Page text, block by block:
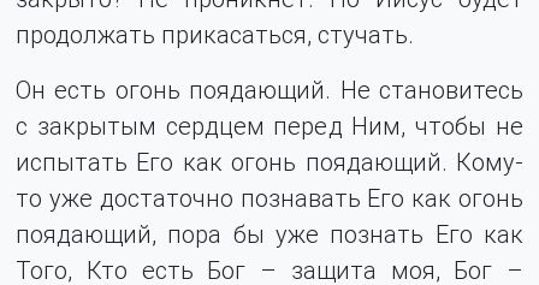
продолжать прикасаться, стучать.
Он есть огонь поядающий. Не становитесь
с закрытым сердцем перед Ним, чтобы не
испытать Его как огонь поядающий. Кому-
то уже достаточно познавать Его как огонь
поядающий, пора бы уже познать Его как
Того, Кто есть Бог – защита моя, Бог –